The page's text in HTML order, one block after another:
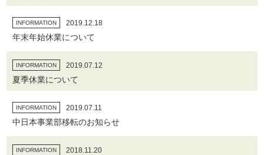
INFORMATION 2019.12.18
年末年始休業について
INFORMATION 2019.07.12
夏季休業について
INFORMATION 2019.07.11
中日本事業部移転のお知らせ
INFORMATION 2018.11.20